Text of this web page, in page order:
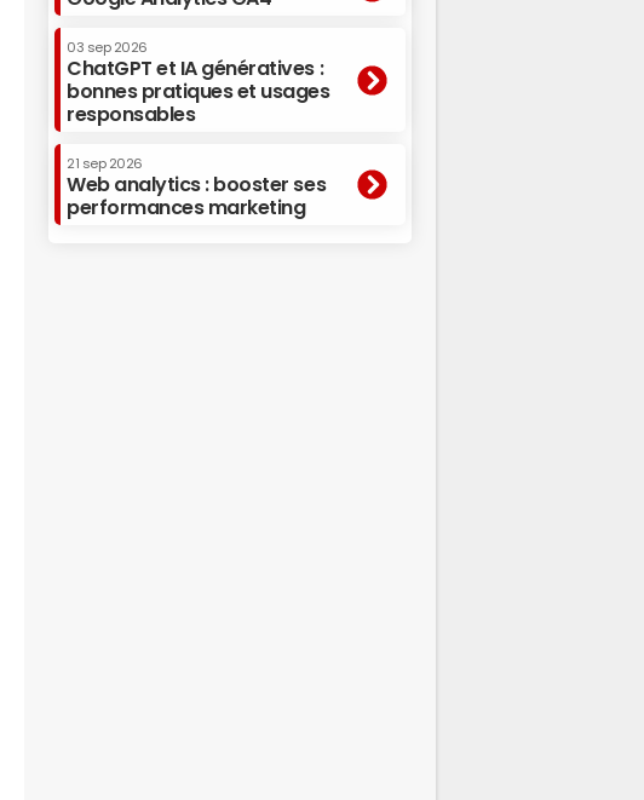
03 sep 2026
ChatGPT et IA génératives :
bonnes pratiques et usages
responsables
21 sep 2026
Web analytics : booster ses
performances marketing